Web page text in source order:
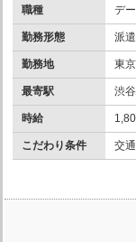
職種 デ
勤務形態 派遣
勤務地 東
最寄駅 渋
時給
こだわり条件 交